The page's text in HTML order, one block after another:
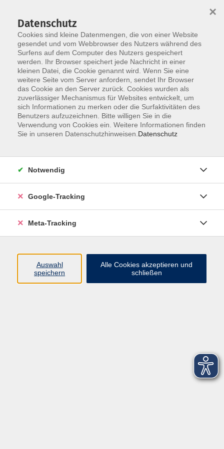
Skip to main content
Der Kurs konnte nicht gefunden werden.
Über uns
Datenschutz
Cookies sind kleine Datenmengen, die von einer Website
gesendet und vom Webbrowser des Nutzers während des
Surfens auf dem Computer des Nutzers gespeichert
werden. Ihr Browser speichert jede Nachricht in einer
kleinen Datei, die Cookie genannt wird. Wenn Sie eine
weitere Seite vom Server anfordern, sendet Ihr Browser
das Cookie an den Server zurück. Cookies wurden als
zuverlässiger Mechanismus für Websites entwickelt, um
sich Informationen zu merken oder die Surfaktivitäten des
Benutzers aufzuzeichnen. Bitte willigen Sie in die
Verwendung von Cookies ein. Weitere Informationen finden
Sie in unseren Datenschutzhinweisen. Datenschutz
×
Notwendig
Google-Tracking
Meta-Tracking
Auswahl
speichern
Alle Cookies akzeptieren und
schließen